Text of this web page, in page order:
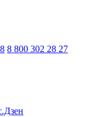
8 800 302 28 27